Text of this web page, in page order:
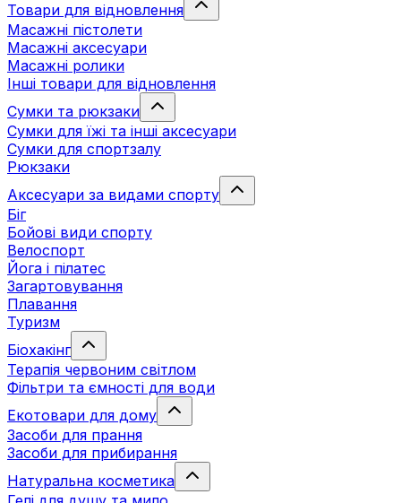
Товари для відновлення
Масажні пістолети
Масажні аксесуари
Масажні ролики
Інші товари для відновлення
Сумки та рюкзаки
Сумки для їжі та інші аксесуари
Сумки для спортзалу
Рюкзаки
Аксесуари за видами спорту
Біг
Бойові види спорту
Велоспорт
Йога і пілатес
Загартовування
Плавання
Туризм
Біохакінг
Терапія червоним світлом
Фільтри та ємності для води
Екотовари для дому
Засоби для прання
Засоби для прибирання
Натуральна косметика